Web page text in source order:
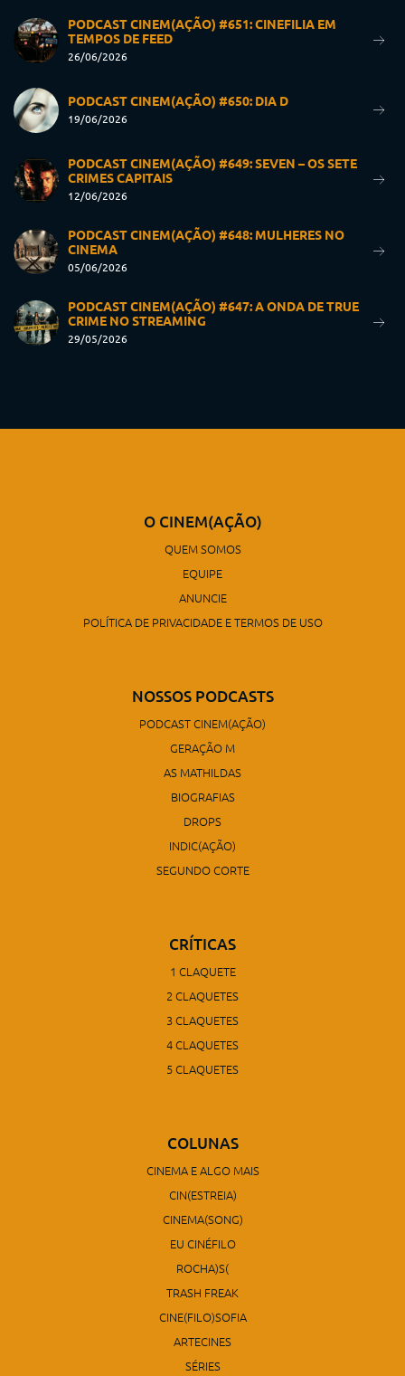
PODCAST CINEM(AÇÃO) #651: CINEFILIA EM
TEMPOS DE FEED
26/06/2026
PODCAST CINEM(AÇÃO) #650: DIA D
19/06/2026
PODCAST CINEM(AÇÃO) #649: SEVEN – OS SETE
CRIMES CAPITAIS
12/06/2026
PODCAST CINEM(AÇÃO) #648: MULHERES NO
CINEMA
05/06/2026
PODCAST CINEM(AÇÃO) #647: A ONDA DE TRUE
CRIME NO STREAMING
29/05/2026
O CINEM(AÇÃO)
QUEM SOMOS
EQUIPE
ANUNCIE
POLÍTICA DE PRIVACIDADE E TERMOS DE USO
NOSSOS PODCASTS
PODCAST CINEM(AÇÃO)
GERAÇÃO M
AS MATHILDAS
BIOGRAFIAS
DROPS
INDIC(AÇÃO)
SEGUNDO CORTE
CRÍTICAS
1 CLAQUETE
2 CLAQUETES
3 CLAQUETES
4 CLAQUETES
5 CLAQUETES
COLUNAS
CINEMA E ALGO MAIS
CIN(ESTREIA)
CINEMA(SONG)
EU CINÉFILO
ROCHA)S(
TRASH FREAK
CINE(FILO)SOFIA
ARTECINES
SÉRIES